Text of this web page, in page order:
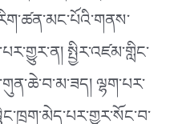
སྤྱིར་འཛམ་གླིང་
ལྷག་པར་